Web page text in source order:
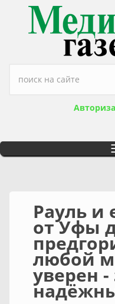
Перейти к основному
Форма поиска
Рауль и
от Уфы
любой
уверен